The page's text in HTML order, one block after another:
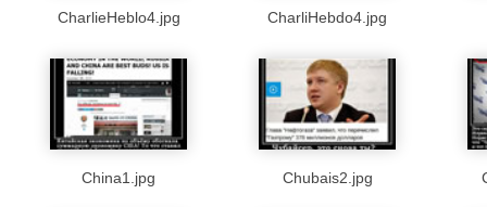
CharlieHeblo4.jpg CharliHebdo4.jpg
China1.jpg Chubais2.jpg